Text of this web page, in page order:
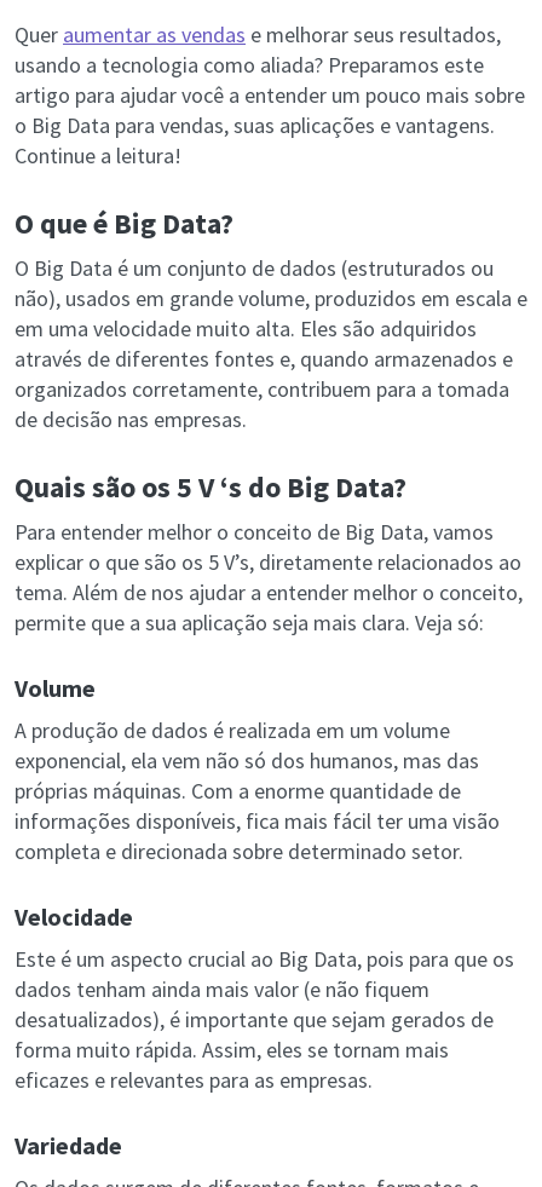
Quer aumentar as vendas e melhorar seus resultados,
usando a tecnologia como aliada? Preparamos este
artigo para ajudar você a entender um pouco mais sobre
o Big Data para vendas, suas aplicações e vantagens.
Continue a leitura!
O que é Big Data?
O Big Data é um conjunto de dados (estruturados ou
não), usados em grande volume, produzidos em escala e
em uma velocidade muito alta. Eles são adquiridos
através de diferentes fontes e, quando armazenados e
organizados corretamente, contribuem para a tomada
de decisão nas empresas.
Quais são os 5 V ‘s do Big Data?
Para entender melhor o conceito de Big Data, vamos
explicar o que são os 5 V’s, diretamente relacionados ao
tema. Além de nos ajudar a entender melhor o conceito,
permite que a sua aplicação seja mais clara. Veja só:
Volume
A produção de dados é realizada em um volume
exponencial, ela vem não só dos humanos, mas das
próprias máquinas. Com a enorme quantidade de
informações disponíveis, fica mais fácil ter uma visão
completa e direcionada sobre determinado setor.
Velocidade
Este é um aspecto crucial ao Big Data, pois para que os
dados tenham ainda mais valor (e não fiquem
desatualizados), é importante que sejam gerados de
forma muito rápida. Assim, eles se tornam mais
eficazes e relevantes para as empresas.
Variedade